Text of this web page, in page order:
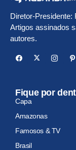
Diretor-Presidente:
Artigos assinados
autores.
Fique por
Capa
Amazonas
Famosos & TV
Brasil